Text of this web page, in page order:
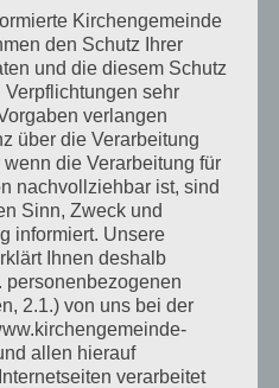
von Stefanie Bahlinger,
im August 2026
Donnerstag
FrFreitag
Sa Samstag
Kirchengemeinde
den Schutz Ihrer
und die diesem Schutz
sehr
verlangen
über die Verarbeitung
die Verarbeitung für
nachvollziehbar ist, sind
Sinn, Zweck und
informiert. Unsere
Ihnen deshalb
personenbezogenen
2.1.) von uns bei der
allen hierauf
verarbeitet